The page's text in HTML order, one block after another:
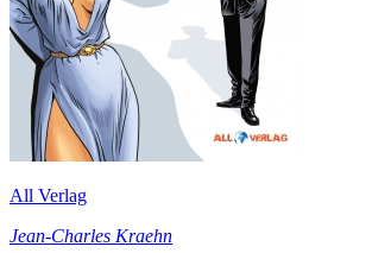
All Verlag
Jean-Charles Kraehn